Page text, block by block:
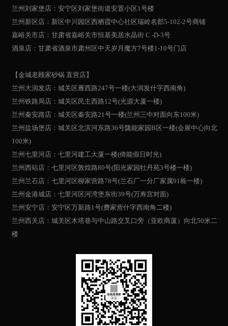
兰州刘家堡店：安宁区刘家堡街道安置小区1号楼
兰州新区店：新区中川园区西栖霞中心社区瑞岭名郡5-102-2号商铺
嘉峪关市店：甘肃省嘉峪关市恒基美居水晶街 C -D-3号
酒泉店：甘肃省酒泉市肃州区中天岁月魔方7号楼1-10号门店
【金城老顾家砂锅 直营店】
兰州大润发店：城关区雁西路247号一楼(大润发什字西南角)
兰州铁路局店：城关区民主西路12号(光源大厦一楼)
兰州秦安路店：城关区秦安路21号一楼(兰州三中对面向东100米)
兰州盐场堡店：城关区北滨河东路36号陇能家园B区一楼(会展中心向北
100米)
兰州七里河店：七里河建工大厦一楼(倚能假日时光)
兰州西站店：七里河区敦煌路80号(阳光家园牡丹苑3号楼一楼)
兰州兰石店：七里河区柳家营路78号(兰石厂一分厂家属91栋一楼)
兰州金港城店：七里河区河湾堡东街39号(万寿宫对面)
兰州安宁店：安宁区万新路1号(费家营什字西南角二楼)
兰州西关店：城关区木塔巷与中山路交叉口旁（亚欧商厦）向北50米二
楼